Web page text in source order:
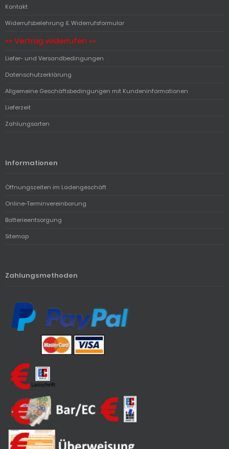
Kontakt
Widerrufsbelehrung & Widerrufsformular
«« Vertrag widerrufen »»
Liefer- und Versandbedingungen
Datenschutzerklärung
Allgemeine Geschäftsbedingungen mit Kundeninformationen
Lieferzeit
Zahlungsarten
Informationen
Öffnungszeiten im Ladengeschäft
Online-Terminvereinbarung
Batterieentsorgung
Sitemap
Zahlungsmethoden